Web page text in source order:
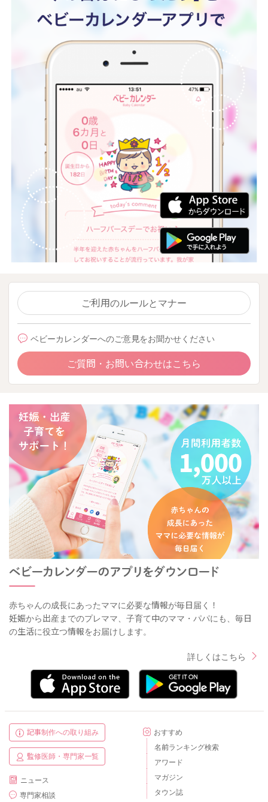
ご利用のルールとマナー
ベビーカレンダーへのご意見をお聞かせください
ご質問・お問い合わせはこちら
赤ちゃんの成長にあったママに必要な情報が毎日届く！
妊娠から出産までのプレママ、子育て中のママ・パパにも、毎日
の生活に役立つ情報をお届けします。
詳しくはこちら
記事制作への取り組み
監修医師・専門家一覧
ニュース
専門家相談
おすすめ
名前ランキング検索
アワード
マガジン
タウン誌